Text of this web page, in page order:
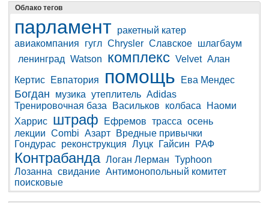
Облако тегов
парламент ракетный катер
авиакомпания
гугл Chrysler Славское шлагбаум
ленинград Watson комплекс Velvet Алан
Кертис Евпатория помощь Ева Мендес
Богдан музика утеплитель Adidas
Тренировочная база
Васильков колбаса
Наоми
Харрис штраф Ефремов трасса осень
лекции Combi Азарт
Вредные привычки
Гондурас реконструкция Луцк Гайсин РАФ
Контрабанда Логан Лерман Typhoon
Лозанна свидание Антимонопольный комитет
поисковые